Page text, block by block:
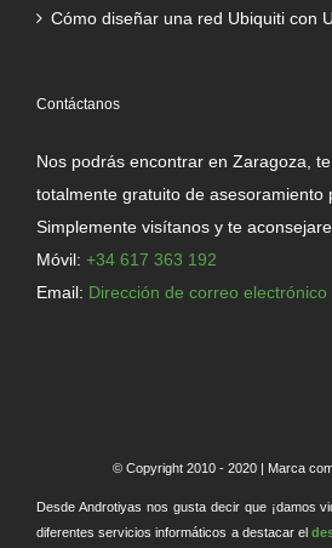
Cómo diseñar una red Ubiquiti con
Contáctanos
Nos podrás encontrar en Zaragoza,
totalmente gratuito de asesoramiento
Simplemente visítanos y te
Móvil: +34 617 363 192
Email: Dirección de correo electrónico
© Copyright 2010 - 2020 | Marca
Desde Androtiyas nos gusta decir que ¡damos
diferentes servicios informáticos a destacar el